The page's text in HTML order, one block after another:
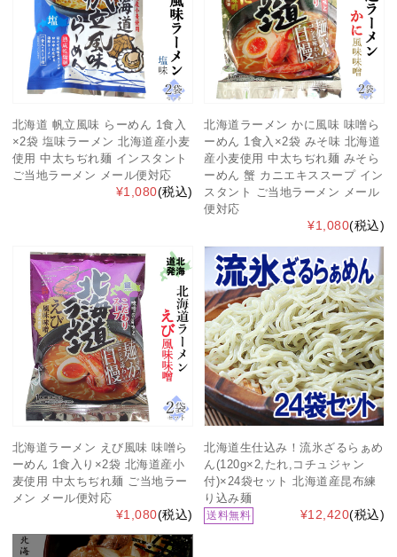
北海道 帆立風味 らーめん 1食入
×2袋 塩味ラーメン 北海道産小麦
使用 中太ちぢれ麺 インスタント
ご当地ラーメン メール便対応
¥1,080(税込)
北海道ラーメン かに風味 味噌ら
ーめん 1食入×2袋 みそ味 北海道
産小麦使用 中太ちぢれ麺 みそら
ーめん 蟹 カニエキススープ イン
スタント ご当地ラーメン メール
便対応
¥1,080(税込)
北海道ラーメン えび風味 味噌ら
ーめん 1食入り×2袋 北海道産小
麦使用 中太ちぢれ麺 ご当地ラー
メン メール便対応
¥1,080(税込) 送料無料
北海道生仕込み！流氷ざるらぁめ
ん(120g×2,たれ,コチュジャン
付)×24袋セット 北海道産昆布練
り込み麺
¥12,420(税込)